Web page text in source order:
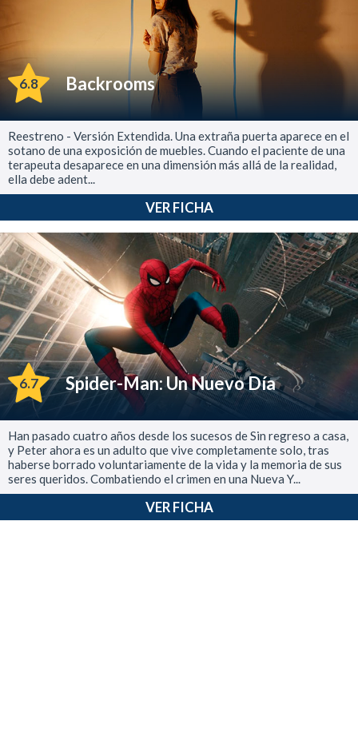
6.8 Backrooms
Reestreno - Versión Extendida. Una extraña puerta aparece en el
sotano de una exposición de muebles. Cuando el paciente de una
terapeuta desaparece en una dimensión más allá de la realidad,
ella debe adent...
VER FICHA
6.7 Spider-Man: Un Nuevo Día
Han pasado cuatro años desde los sucesos de Sin regreso a casa,
y Peter ahora es un adulto que vive completamente solo, tras
haberse borrado voluntariamente de la vida y la memoria de sus
seres queridos. Combatiendo el crimen en una Nueva Y...
VER FICHA